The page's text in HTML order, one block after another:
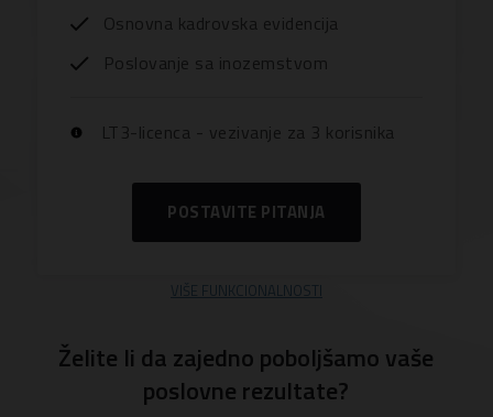
Osnovna kadrovska evidencija
Poslovanje sa inozemstvom
LT3-licenca - vezivanje za 3 korisnika
POSTAVITE PITANJA
VIŠE FUNKCIONALNOSTI
Želite li da zajedno poboljšamo vaše
poslovne rezultate?